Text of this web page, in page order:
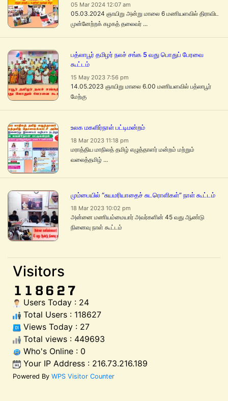
05 Mar 2024 12:07 am
05.03.2024 ஞாயிறு அன்று மாலை 6 மணியளவில் திராவிட
முன்னேற்றக் கழகத் தலைவர் ...
பத்லாபூர் தமிழர் நலச் சங்க 5 வது பொதுப் பேரவை
கூட்டம்
15 May 2023 7:56 pm
14.05.2023 ஞாயிறு மாலை 6.00 மணியளவில் பத்லாபூர்
மேற்கு
உலக மகளிர்நாள் பட்டிமன்றம்
18 Mar 2023 11:18 pm
மராத்திய மாநிலத் தமிழ் எழுத்தாளர் மன்றம் மற்றும்
வலைத்தமிழ் ...
மும்பையில் “சுயமரியாதைச் சுடரொளிகள்” நாள் கூட்டம்
18 Mar 2023 10:02 pm
அன்னை மணியம்மையார் அவர்களின் 45 வது ஆண்டு
நினைவு நாள் கூட்டம்
Visitors
Users Today : 24
Total Users : 118627
Views Today : 27
Total views : 449693
Who's Online : 0
Your IP Address : 216.73.216.189
Powered By WPS Visitor Counter